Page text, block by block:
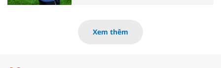
Xem thêm